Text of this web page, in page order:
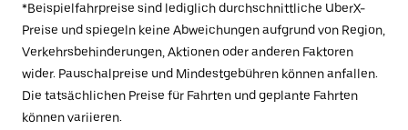
*Beispielfahrpreise sind lediglich durchschnittliche UberX-
Preise und spiegeln keine Abweichungen aufgrund von Region,
Verkehrsbehinderungen, Aktionen oder anderen Faktoren
wider. Pauschalpreise und Mindestgebühren können anfallen.
Die tatsächlichen Preise für Fahrten und geplante Fahrten
können variieren.